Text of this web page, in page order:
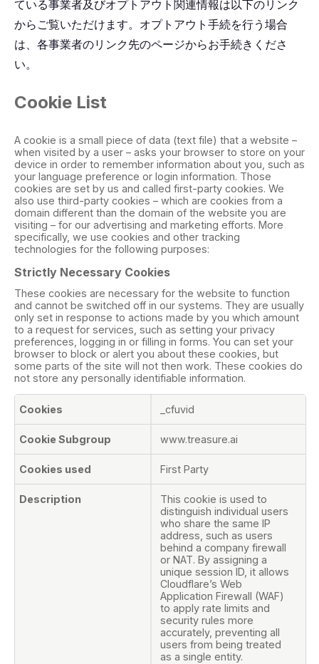
ている事業者及びオプトアウト関連情報は以下のリンク
からご覧いただけます。オプトアウト手続を行う場合
は、各事業者のリンク先のページからお手続きくださ
い。
Cookie List
A cookie is a small piece of data (text file) that a website –
when visited by a user – asks your browser to store on your
device in order to remember information about you, such as
your language preference or login information. Those
cookies are set by us and called first-party cookies. We
also use third-party cookies – which are cookies from a
domain different than the domain of the website you are
visiting – for our advertising and marketing efforts. More
specifically, we use cookies and other tracking
technologies for the following purposes:
Strictly Necessary Cookies
These cookies are necessary for the website to function
and cannot be switched off in our systems. They are usually
only set in response to actions made by you which amount
to a request for services, such as setting your privacy
preferences, logging in or filling in forms. You can set your
browser to block or alert you about these cookies, but
some parts of the site will not then work. These cookies do
not store any personally identifiable information.
Strictly
Necessary
_cfuvid
www.treasure.ai
First Party
This cookie is used to
distinguish individual users
who share the same IP
address, such as users
behind a company firewall
or NAT. By assigning a
unique session ID, it allows
Cloudflare’s Web
Application Firewall (WAF)
to apply rate limits and
security rules more
accurately, preventing all
users from being treated
as a single entity.